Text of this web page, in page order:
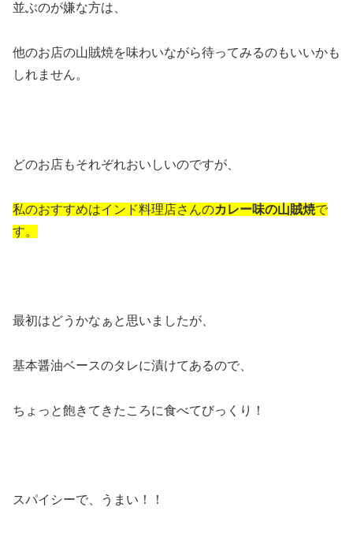
並ぶのが嫌な方は、
他のお店の山賊焼を味わいながら待ってみるのもいいかも
しれません。
どのお店もそれぞれおいしいのですが、
私のおすすめはインド料理店さんのカレー味の山賊焼で
す。
最初はどうかなぁと思いましたが、
基本醤油ベースのタレに漬けてあるので、
ちょっと飽きてきたころに食べてびっくり！
スパイシーで、うまい！！